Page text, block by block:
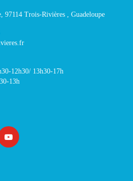
97114 Trois-Rivières , Guadeloupe
12h30/ 13h30-17h
13h